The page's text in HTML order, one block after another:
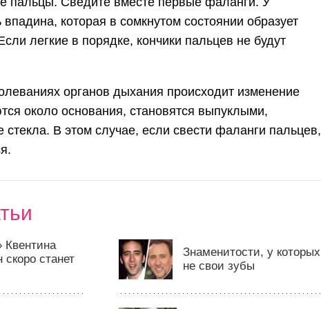
впадина, которая в сомкнутом состоянии образует
легкие в порядке, кончики пальцев не будут
органов дыхания происходит изменение
около основания, становятся выпуклыми,
В этом случае, если свести фаланги пальцев,
Квентина
скоро станет
Знаменитости, у которых
не свои зубы